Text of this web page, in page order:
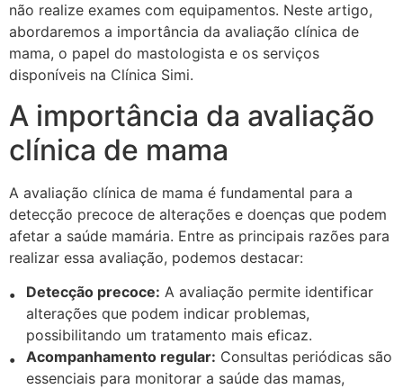
não realize exames com equipamentos. Neste artigo,
abordaremos a importância da avaliação clínica de
mama, o papel do mastologista e os serviços
disponíveis na Clínica Simi.
A importância da avaliação
clínica de mama
A avaliação clínica de mama é fundamental para a
detecção precoce de alterações e doenças que podem
afetar a saúde mamária. Entre as principais razões para
realizar essa avaliação, podemos destacar:
Detecção precoce: A avaliação permite identificar
alterações que podem indicar problemas,
possibilitando um tratamento mais eficaz.
Acompanhamento regular: Consultas periódicas são
essenciais para monitorar a saúde das mamas,